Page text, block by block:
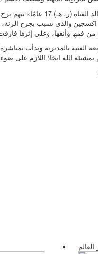
قال المتحدث الرسمي لصحة الشرقية أسعد سعود:
والذي تسبب بجرح
بالمديرية وبدأت بمباشرة
العالم